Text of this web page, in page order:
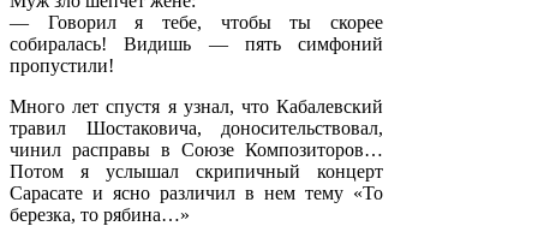
— Говорил я тебе, чтобы ты скорее
собиралась! Видишь — пять симфоний
пропустили!
Много лет спустя я узнал, что Кабалевский
травил Шостаковича, доносительствовал,
чинил расправы в Союзе Композиторов…
Потом я услышал скрипичный концерт
Сарасате и ясно различил в нем тему «То
березка, то рябина…»